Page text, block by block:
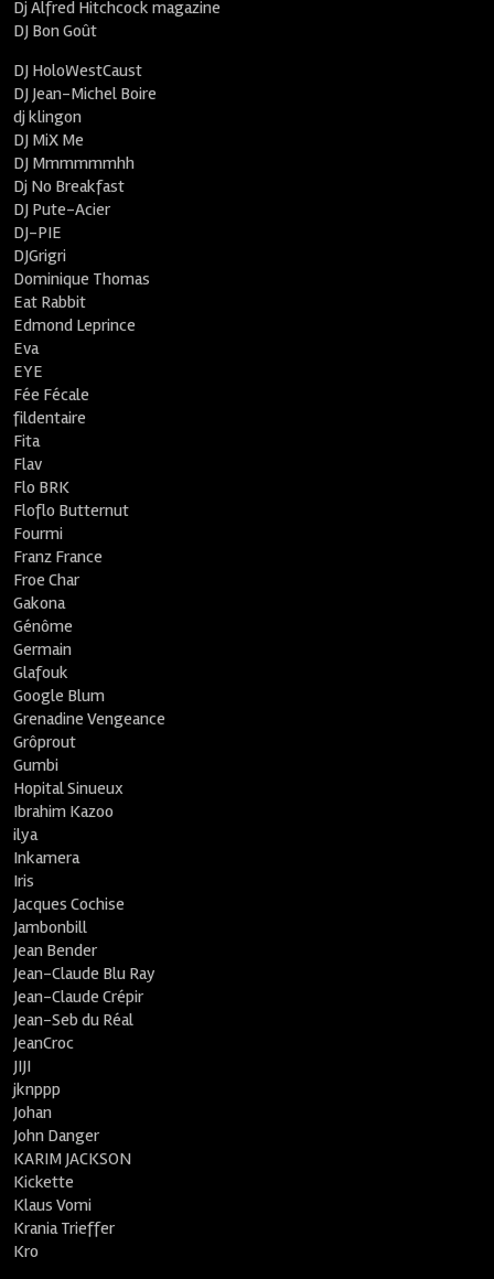
Dj Alfred Hitchcock magazine
DJ Bon Goût
DJ HoloWestCaust
DJ Jean-Michel Boire
dj klingon
DJ MiX Me
DJ Mmmmmmhh
Dj No Breakfast
DJ Pute-Acier
DJ-PIE
DJGrigri
Dominique Thomas
Eat Rabbit
Edmond Leprince
Eva
EYE
Fée Fécale
fildentaire
Fita
Flav
Flo BRK
Floflo Butternut
Fourmi
Franz France
Froe Char
Gakona
Génôme
Germain
Glafouk
Google Blum
Grenadine Vengeance
Grôprout
Gumbi
Hopital Sinueux
Ibrahim Kazoo
ilya
Inkamera
Iris
Jacques Cochise
Jambonbill
Jean Bender
Jean-Claude Blu Ray
Jean-Claude Crépir
Jean-Seb du Réal
JeanCroc
JIJI
jknppp
Johan
John Danger
KARIM JACKSON
Kickette
Klaus Vomi
Krania Trieffer
Kro